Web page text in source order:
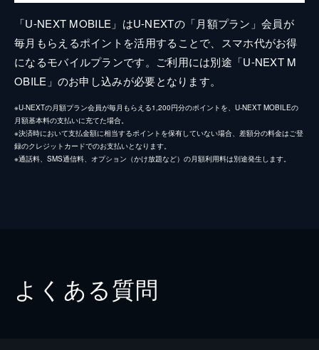
「U-NEXT MOBILE」はU-NEXTの「月額プラン」会員が
毎月もらえるポイントを活用することで、スマホ代がお得
になるモバイルプランです。ご利用には別途「U-NEXT M
OBILE」のお申し込みが必要となります。
※U-NEXTの月額プラン会員が毎月もらえる1,200円分のポイントを、U-NEXT MOBILEの
月額基本料の支払いに充てた場合。
※決済時において支払金額に相当するポイントを保有していない場合、差額分の料金はご登
録のクレジットカードでのお支払いとなります。
※通話料、SMS通信料、オプション（かけ放題など）の月額利用料は別途発生します。
よくある質問